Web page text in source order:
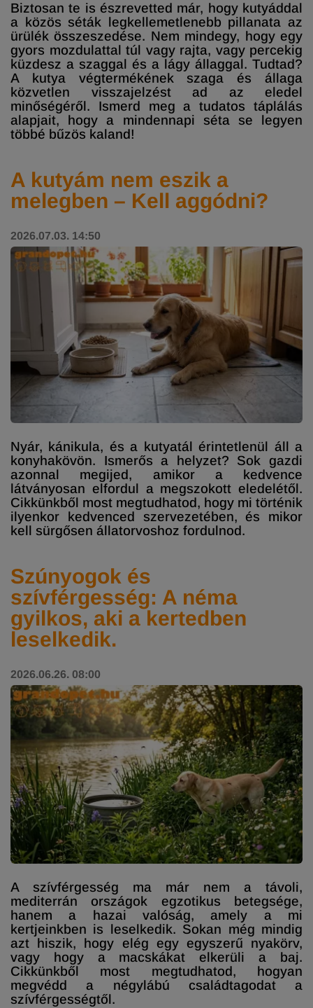
Biztosan te is észrevetted már, hogy kutyáddal
a közös séták legkellemetlenebb pillanata az
ürülék összeszedése. Nem mindegy, hogy egy
gyors mozdulattal túl vagy rajta, vagy percekig
küzdesz a szaggal és a lágy állaggal. Tudtad?
A kutya végtermékének szaga és állaga
közvetlen visszajelzést ad az eledel
minőségéről. Ismerd meg a tudatos táplálás
alapjait, hogy a mindennapi séta se legyen
többé bűzös kaland!
A kutyám nem eszik a
melegben – Kell aggódni?
2026.07.03. 14:50
Nyár, kánikula, és a kutyatál érintetlenül áll a
konyhakövön. Ismerős a helyzet? Sok gazdi
azonnal megijed, amikor a kedvence
látványosan elfordul a megszokott eledelétől.
Cikkünkből most megtudhatod, hogy mi történik
ilyenkor kedvenced szervezetében, és mikor
kell sürgősen állatorvoshoz fordulnod.
Szúnyogok és
szívférgesség: A néma
gyilkos, aki a kertedben
leselkedik.
2026.06.26. 08:00
A szívférgesség ma már nem a távoli,
mediterrán országok egzotikus betegsége,
hanem a hazai valóság, amely a mi
kertjeinkben is leselkedik. Sokan még mindig
azt hiszik, hogy elég egy egyszerű nyakörv,
vagy hogy a macskákat elkerüli a baj.
Cikkünkből most megtudhatod, hogyan
megvédd a négylábú családtagodat a
szívférgességtől.